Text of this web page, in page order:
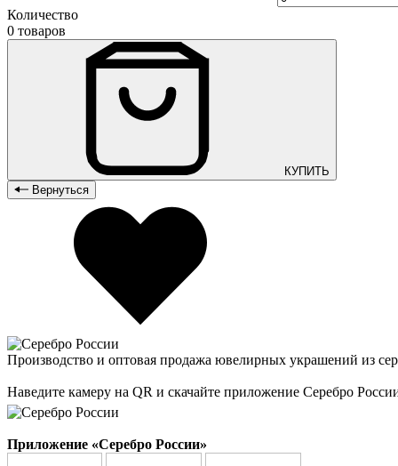
Количество
0 товаров
КУПИТЬ
Вернуться
Производство и оптовая продажа ювелирных украшений из
Наведите камеру на QR и скачайте приложение Серебро
Приложение «Серебро России»